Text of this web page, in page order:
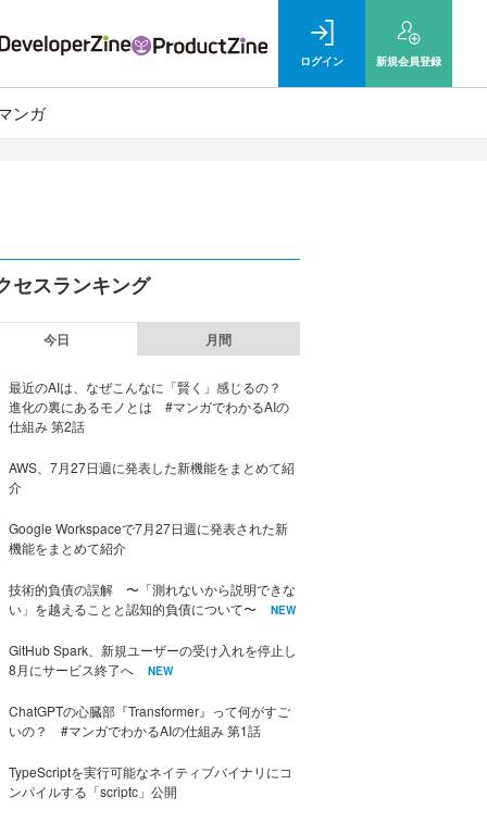
ログイン 新規会員登録
ンガ
セスランキング
今日 月間
最近のAIは、なぜこんなに「賢く」感じるの？
進化の裏にあるモノとは #マンガでわかるAIの
仕組み 第2話
AWS、7月27日週に発表した新機能をまとめて紹
介
Google Workspaceで7月27日週に発表された新
機能をまとめて紹介
技術的負債の誤解 〜「測れないから説明できな
い」を越えることと認知的負債について〜
NEW
GitHub Spark、新規ユーザーの受け入れを停止し
8月にサービス終了へ
NEW
ChatGPTの心臓部『Transformer』って何がすご
いの？ #マンガでわかるAIの仕組み 第1話
TypeScriptを実行可能なネイティブバイナリにコ
ンパイルする「scriptc」公開